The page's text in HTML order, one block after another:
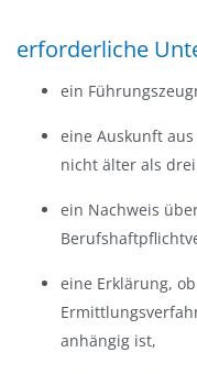
erforderliche
ein
eine Auskunft
nicht älter als
ein Nachweis
eine Erklärung,
anhängig ist,